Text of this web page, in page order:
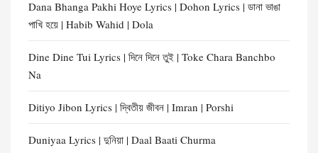
Dana Bhanga Pakhi Hoye Lyrics | Dohon Lyrics | ডানা ভাঙা
পাখি হয়ে | Habib Wahid | Dola
Dine Dine Tui Lyrics | দিনে দিনে তুই | Toke Chara Banchbo
Na
Ditiyo Jibon Lyrics | দ্বিতীয় জীবন | Imran | Porshi
Duniyaa Lyrics | দুনিয়া | Daal Baati Churma